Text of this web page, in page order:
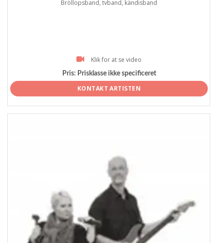
Bröllopsband, tvband, kändisband
Klik for at se video
Pris: Prisklasse ikke specificeret
KONTAKT ARTISTEN